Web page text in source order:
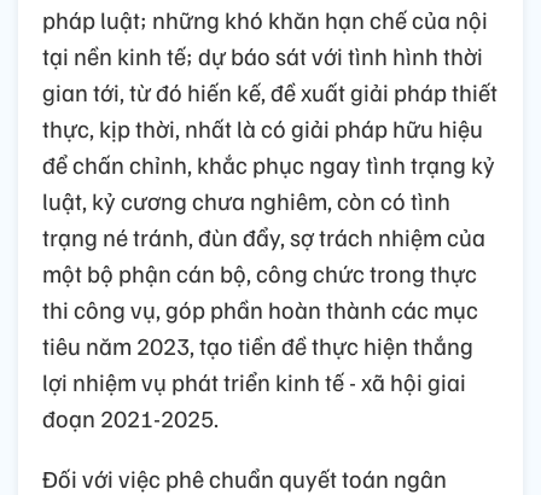
pháp luật; những khó khăn hạn chế của nội
tại nền kinh tế; dự báo sát với tình hình thời
gian tới, từ đó hiến kế, đề xuất giải pháp thiết
thực, kịp thời, nhất là có giải pháp hữu hiệu
để chấn chỉnh, khắc phục ngay tình trạng kỷ
luật, kỷ cương chưa nghiêm, còn có tình
trạng né tránh, đùn đẩy, sợ trách nhiệm của
một bộ phận cán bộ, công chức trong thực
thi công vụ, góp phần hoàn thành các mục
tiêu năm 2023, tạo tiền đề thực hiện thắng
lợi nhiệm vụ phát triển kinh tế - xã hội giai
đoạn 2021-2025.
Đối với việc phê chuẩn quyết toán ngân